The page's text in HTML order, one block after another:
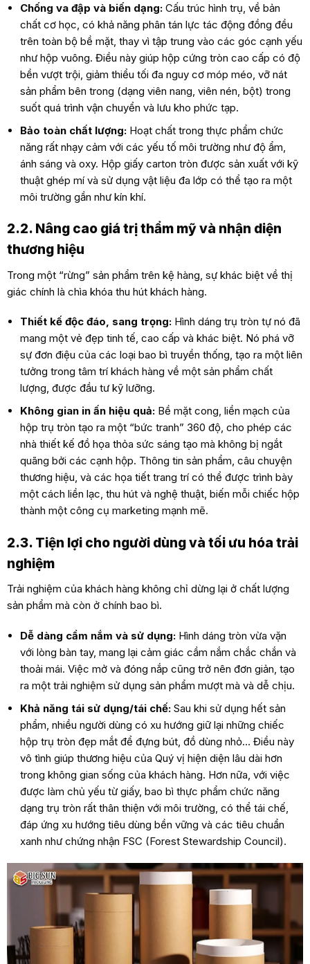
Chống va đập và biến dạng: Cấu trúc hình trụ, về bản
chất cơ học, có khả năng phân tán lực tác động đồng đều
trên toàn bộ bề mặt, thay vì tập trung vào các góc cạnh yếu
như hộp vuông. Điều này giúp hộp cứng tròn cao cấp có độ
bền vượt trội, giảm thiểu tối đa nguy cơ móp méo, vỡ nát
sản phẩm bên trong (dạng viên nang, viên nén, bột) trong
suốt quá trình vận chuyển và lưu kho phức tạp.
Bảo toàn chất lượng: Hoạt chất trong thực phẩm chức
năng rất nhạy cảm với các yếu tố môi trường như độ ẩm,
ánh sáng và oxy. Hộp giấy carton tròn được sản xuất với kỹ
thuật ghép mí và sử dụng vật liệu đa lớp có thể tạo ra một
môi trường gần như kín khí.
2.2. Nâng cao giá trị thẩm mỹ và nhận diện
thương hiệu
Trong một “rừng” sản phẩm trên kệ hàng, sự khác biệt về thị
giác chính là chìa khóa thu hút khách hàng.
Thiết kế độc đáo, sang trọng: Hình dáng trụ tròn tự nó đã
mang một vẻ đẹp tinh tế, cao cấp và khác biệt. Nó phá vỡ
sự đơn điệu của các loại bao bì truyền thống, tạo ra một liên
tưởng trong tâm trí khách hàng về một sản phẩm chất
lượng, được đầu tư kỹ lưỡng.
Không gian in ấn hiệu quả: Bề mặt cong, liền mạch của
hộp trụ tròn tạo ra một “bức tranh” 360 độ, cho phép các
nhà thiết kế đồ họa thỏa sức sáng tạo mà không bị ngắt
quãng bởi các cạnh hộp. Thông tin sản phẩm, câu chuyện
thương hiệu, và các họa tiết trang trí có thể được trình bày
một cách liền lạc, thu hút và nghệ thuật, biến mỗi chiếc hộp
thành một công cụ marketing mạnh mẽ.
2.3. Tiện lợi cho người dùng và tối ưu hóa trải
nghiệm
Trải nghiệm của khách hàng không chỉ dừng lại ở chất lượng
sản phẩm mà còn ở chính bao bì.
Dễ dàng cầm nắm và sử dụng: Hình dáng tròn vừa vặn
với lòng bàn tay, mang lại cảm giác cầm nắm chắc chắn và
thoải mái. Việc mở và đóng nắp cũng trở nên đơn giản, tạo
ra một trải nghiệm sử dụng sản phẩm mượt mà và dễ chịu.
Khả năng tái sử dụng/tái chế: Sau khi sử dụng hết sản
phẩm, nhiều người dùng có xu hướng giữ lại những chiếc
hộp trụ tròn đẹp mắt để đựng bút, đồ dùng nhỏ… Điều này
vô tình giúp thương hiệu của Quý vị hiện diện lâu dài hơn
trong không gian sống của khách hàng. Hơn nữa, với việc
được làm chủ yếu từ giấy, bao bì thực phẩm chức năng
dạng trụ tròn rất thân thiện với môi trường, có thể tái chế,
đáp ứng xu hướng tiêu dùng bền vững và các tiêu chuẩn
xanh như chứng nhận FSC (Forest Stewardship Council).